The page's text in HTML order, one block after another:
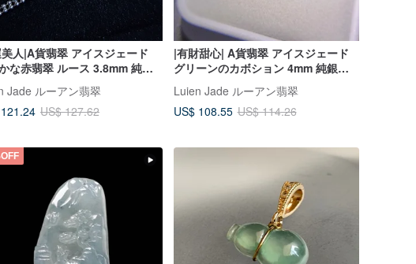
人|A貨翡翠 アイスジェード
な赤翡翠 ルース 3.8mm 純銀
メッキ クローバーモチーフ ブ
ット
Jade ルーアン翡翠
US$ 127.62
|有財甜心| A貨翡翠 アイスジェード
グリーンのカボション 4mm 純銀
18KGP ハート型ネックレス
Luien Jade ルーアン翡翠
US$ 108.55 US$ 114.26